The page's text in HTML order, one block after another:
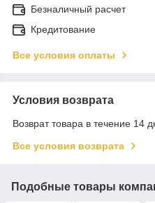
Безналичный расчет
Кредитование
Все условия оплаты
Условия возврата
Возврат товара в течение 14
Все условия возврата
Подобные товары